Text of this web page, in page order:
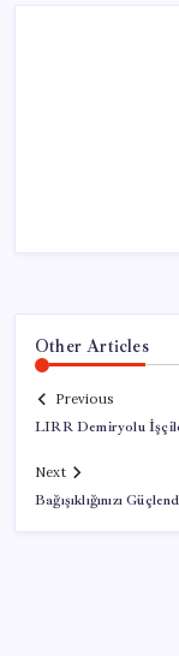
Other Articles
Previous
LIRR Demiryolu
Next
Bağışıklığınızı